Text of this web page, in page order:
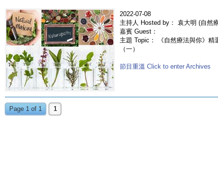
2022-07-08
主持人 Hosted by： 袁大明 (自然
嘉賓 Guest：
主題 Topic： 《自然療法與你》
（一）
節目重溫 Click to enter Archives
Page 1 of 1 1